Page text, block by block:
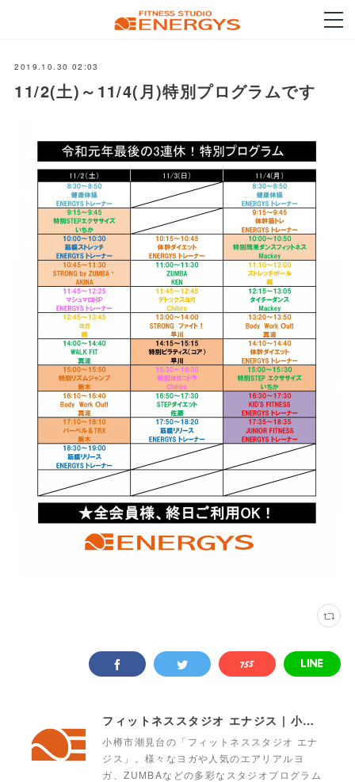
2019.10.30 02:03
11/2(土)～11/4(月)特別プログラムです
フィットネススタジオ エナジス | 小樽・スポーツクラブ・ENERGYS
小樽市潮見台の「フィットネススタジオ エナ
ジス」。様々なヨガや人気のエアリアルヨ
ガ、ZUMBAなどの多彩なスタジオプログラム